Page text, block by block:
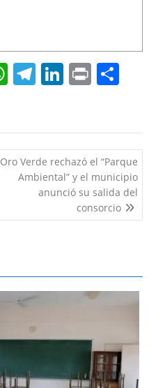
W
s
A
p
T
gr
a
m
Li
e
dI
n
Pr
e
Oro Verde rechazó el “Parque
Ambiental” y el municipio
anunció su salida del
consorcio